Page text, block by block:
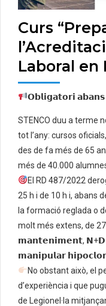
Curs
Laboral en
𝗢𝗯𝗹𝗶𝗴𝗮𝘁𝗼𝗿𝗶
STENCO duu a terme
tot l’any: cursos
des de fa més de 65
més de 40.000
El RD 487/2022
25 h i de 10 h i, abans
la formació reglada o
molt més extens, de
𝗺𝗮𝗻𝘁𝗲𝗻𝗶𝗺𝗲𝗻𝘁, 𝗡+𝗗
𝗺𝗮𝗻𝗶𝗽𝘂𝗹𝗮𝗿
No obstant això, el
d’experiència i que
de Legionel·la